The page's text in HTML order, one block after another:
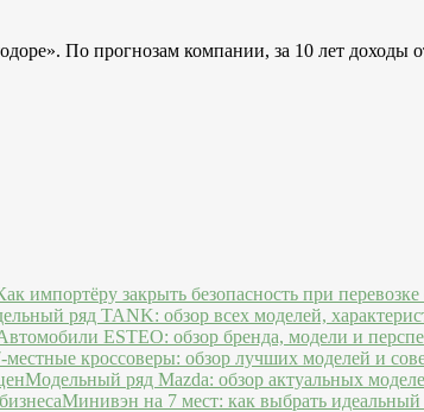
По прогнозам компании, за 10 лет доходы
импортёру закрыть безопасность при
ряд TANK: обзор всех моделей,
ESTEO: обзор бренда, модели и
местные кроссоверы: обзор лучших моделей и
Модельный ряд Mazda: обзор актуальных
Минивэн на 7 мест: как выбрать идеальный